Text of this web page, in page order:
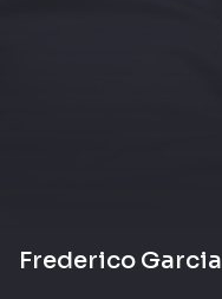
Frederico Garcia